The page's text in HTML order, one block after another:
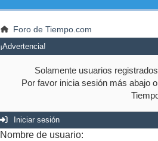
Foro de Tiempo.com
¡Advertencia!
Solamente usuarios
Por favor inicia sesión más abajo o
Iniciar sesión
Nombre de usuario: